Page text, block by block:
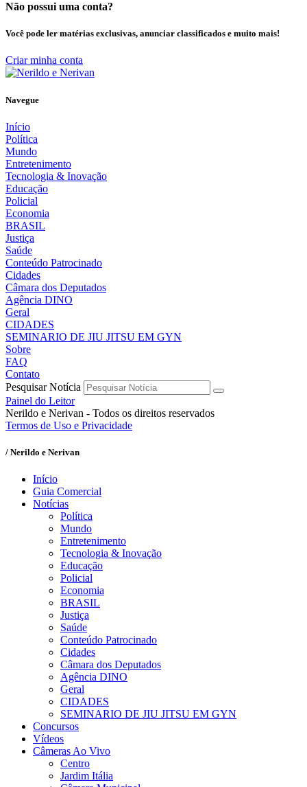
Não possui uma conta?
Você pode ler matérias exclusivas, anunciar classificados e muito mais!
Criar minha conta
Navegue
Início
Política
Mundo
Entretenimento
Tecnologia & Inovação
Educação
Policial
Economia
BRASIL
Justiça
Saúde
Conteúdo Patrocinado
Cidades
Câmara dos Deputados
Agência DINO
Geral
CIDADES
SEMINARIO DE JIU JITSU EM GYN
Sobre
FAQ
Contato
Pesquisar Notícia
Painel do Leitor
Nerildo e Nerivan - Todos os direitos reservados
Termos de Uso e Privacidade
/ Nerildo e Nerivan
Início
Guia Comercial
Notícias
Política
Mundo
Entretenimento
Tecnologia & Inovação
Educação
Policial
Economia
BRASIL
Justiça
Saúde
Conteúdo Patrocinado
Cidades
Câmara dos Deputados
Agência DINO
Geral
CIDADES
SEMINARIO DE JIU JITSU EM GYN
Concursos
Vídeos
Câmeras Ao Vivo
Centro
Jardim Itália